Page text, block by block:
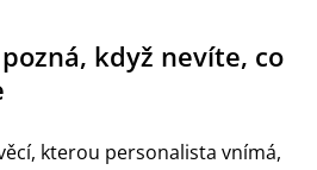
když nevíte, co
kterou personalista vnímá,